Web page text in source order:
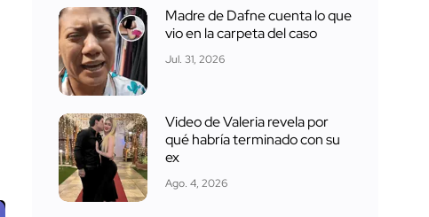
Madre de Dafne cuenta lo que
vio en la carpeta del caso
Jul. 31, 2026
Video de Valeria revela por
qué habría terminado con su
ex
Ago. 4, 2026